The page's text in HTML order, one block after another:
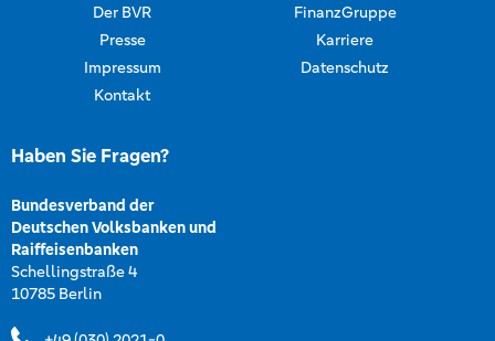
Der BVR
FinanzGruppe
Presse
Karriere
Impressum
Datenschutz
Kontakt
Haben Sie Fragen?
Bundesverband der
Deutschen Volksbanken und
Raiffeisenbanken
Schellingstraße 4
10785 Berlin